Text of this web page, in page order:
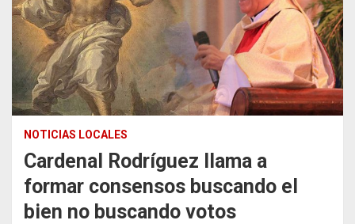
NOTICIAS LOCALES
Cardenal Rodríguez llama a
formar consensos buscando el
bien no buscando votos